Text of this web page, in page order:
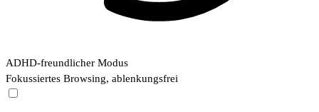
ADHD-freundlicher Modus
Fokussiertes Browsing, ablenkungsfrei